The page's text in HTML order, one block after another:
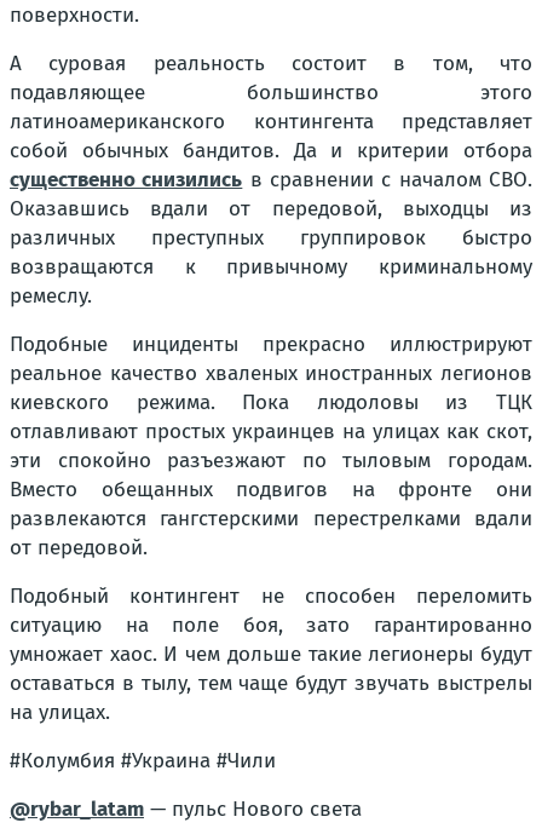
поверхности.
А суровая реальность состоит в том, что
подавляющее большинство этого
латиноамериканского контингента представляет
собой обычных бандитов. Да и критерии отбора
существенно снизились в сравнении с началом СВО.
Оказавшись вдали от передовой, выходцы из
различных преступных группировок быстро
возвращаются к привычному криминальному
ремеслу.
Подобные инциденты прекрасно иллюстрируют
реальное качество хваленых иностранных легионов
киевского режима. Пока людоловы из ТЦК
отлавливают простых украинцев на улицах как скот,
эти спокойно разъезжают по тыловым городам.
Вместо обещанных подвигов на фронте они
развлекаются гангстерскими перестрелками вдали
от передовой.
Подобный контингент не способен переломить
ситуацию на поле боя, зато гарантированно
умножает хаос. И чем дольше такие легионеры будут
оставаться в тылу, тем чаще будут звучать выстрелы
на улицах.
#Колумбия #Украина #Чили
@rybar_latam — пульс Нового света